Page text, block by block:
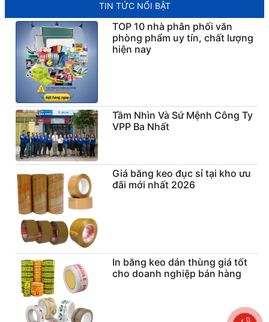
TIN TỨC NỔI BẬT
TOP 10 nhà phân phối văn
phòng phẩm uy tín, chất lượng
hiện nay
Tầm Nhìn Và Sứ Mệnh Công Ty
VPP Ba Nhất
Giá băng keo đục sỉ tại kho ưu
đãi mới nhất 2026
In băng keo dán thùng giá tốt
cho doanh nghiệp bán hàng